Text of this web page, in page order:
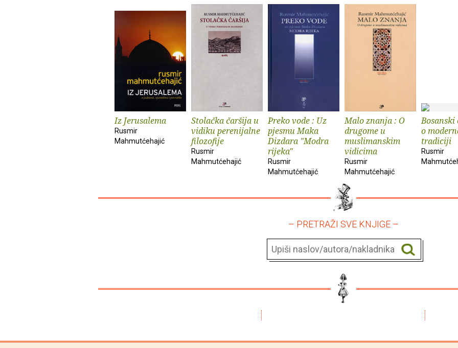
Iz Jerusalema
Rusmir
Mahmutćehajić
Stolačka čaršija u
vidiku perenijalne
filozofije
Rusmir
Mahmutćehajić
Preko vode : Uz
pjesmu Maka
Dizdara "Modra
rijeka"
Rusmir
Mahmutćehajić
Malo znanja : O
drugome u
muslimanskim
vidicima
Rusmir
Mahmutćehajić
Bosanski
o
tradiciji
Rusmir
– PRETRAŽI SVE KNJIGE –